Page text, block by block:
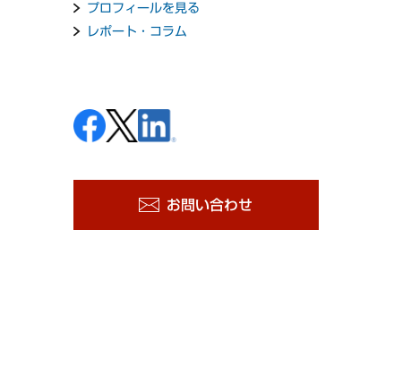
プロフィールを見る
レポート・コラム
お問い合わせ